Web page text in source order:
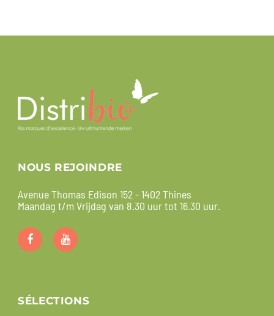
NOUS REJOINDRE
Avenue Thomas Edison 152 - 1402 Thines
Maandag t/m Vrijdag van 8.30 uur tot 16.30 uur.
SÉLECTIONS